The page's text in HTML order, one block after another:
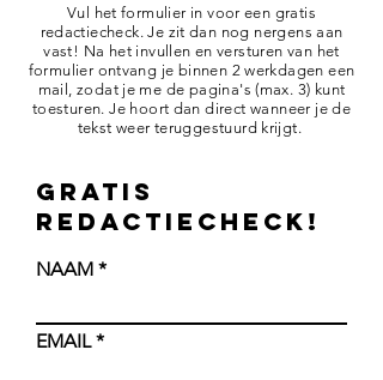
Vul het formulier in voor een gratis
redactiecheck. Je zit dan nog nergens aan
vast! Na het invullen en versturen van het
formulier ontvang je binnen 2 werkdagen een
mail, zodat je me de pagina's (max. 3) kunt
toesturen. Je hoort dan direct wanneer je de
tekst weer teruggestuurd krijgt.
gratis
redactiecheck!
NAAM
EMAIL